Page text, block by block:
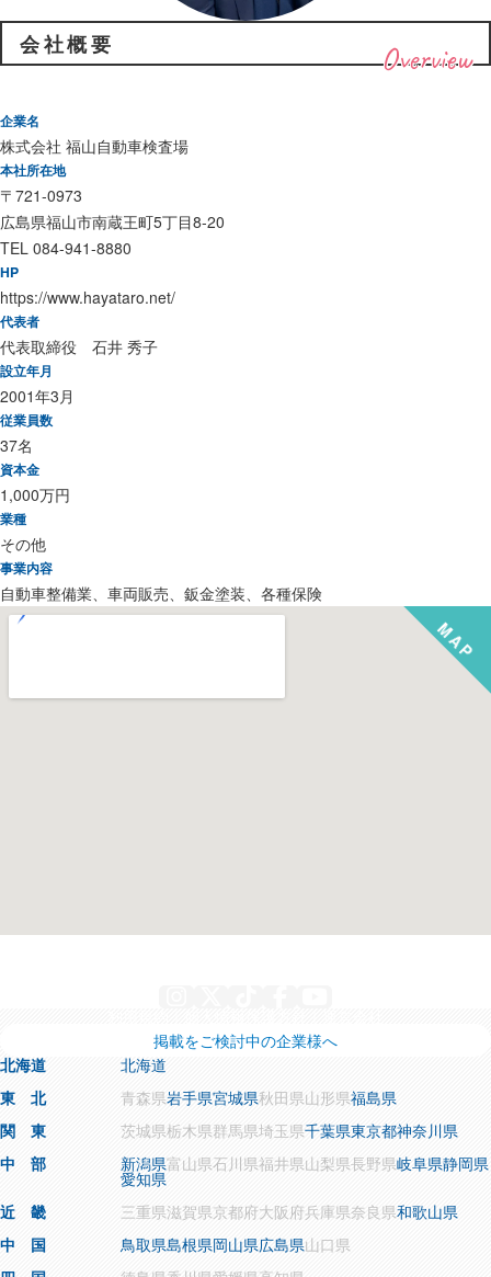
Overview
会社概要
企業名
株式会社 福山自動車検査場
本社所在地
〒721-0973
広島県福山市南蔵王町5丁目8-20
TEL 084-941-8880
HP
https://www.hayataro.net/
代表者
代表取締役 石井 秀子
設立年月
2001年3月
従業員数
37名
資本金
1,000万円
業種
その他
事業内容
自動車整備業、車両販売、鈑金塗装、各種保険
掲載をご検討中の企業様へ
北海道
北海道
東 北
青森県岩手県宮城県秋田県山形県福島県
関 東
茨城県栃木県群馬県埼玉県千葉県東京都神奈川県
中 部
新潟県富山県石川県福井県山梨県長野県岐阜県静岡県
愛知県
近 畿
三重県滋賀県京都府大阪府兵庫県奈良県和歌山県
中 国
鳥取県島根県岡山県広島県山口県